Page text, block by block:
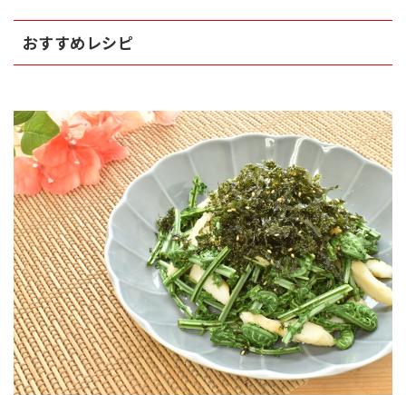
おすすめレシピ